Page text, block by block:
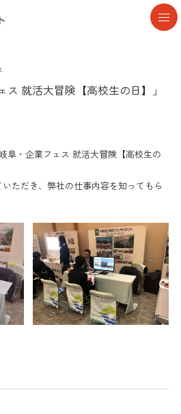
ス 就活大冒険【高校生の日】」
阜・企業フェス 就活大冒険【高校生の
ただき、弊社の仕事内容を知ってもら